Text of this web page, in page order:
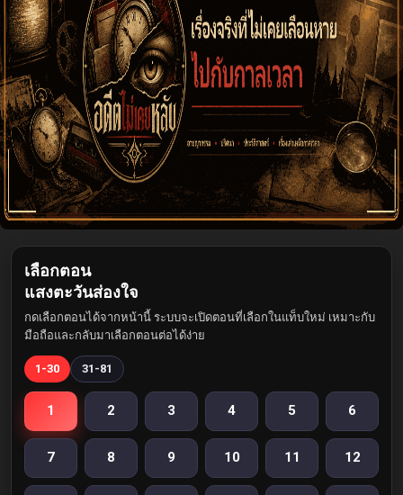
เลือกตอน
แสงตะวันส่องใจ
กดเลือกตอนได้จากหน้านี้ ระบบจะเปิดตอนที่เลือกในแท็บใหม่ เหมาะกับ
มือถือและกลับมาเลือกตอนต่อได้ง่าย
1-30 31-81
1 2 3 4 5 6
7 8 9 10 11 12